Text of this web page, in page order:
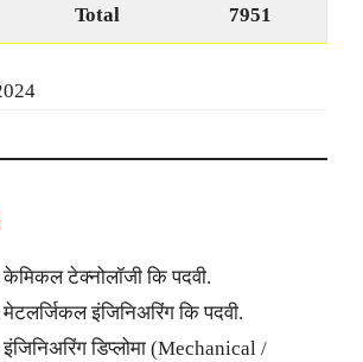
Total 7951
केमिकल टेक्नोलॉजी कि पदवी.
मेटलर्जिकल इंजिनिअरिंग कि पदवी.
इंजिनिअरिंग डिप्लोमा (Mechanical /